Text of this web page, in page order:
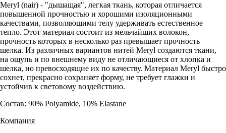
Meryl (nair) - "дышащая", легкая ткань, которая отличается
повышенной прочностью и хорошими изоляционными
качествами, позволяющими телу удерживать естественное
тепло. Этот материал состоит из мельчайших волокон,
прочность которых в несколько раз превышает прочность
шелка. Из различных вариантов нитей Meryl создаются ткани,
на ощупь и по внешнему виду не отличающиеся от хлопка и
шелка, но превосходящие их по качеству. Материал Meryl быстро
сохнет, прекрасно сохраняет форму, не требует глажки и
устойчив к световому воздействию.
Состав: 90% Polyamide, 10% Elastane
Компания